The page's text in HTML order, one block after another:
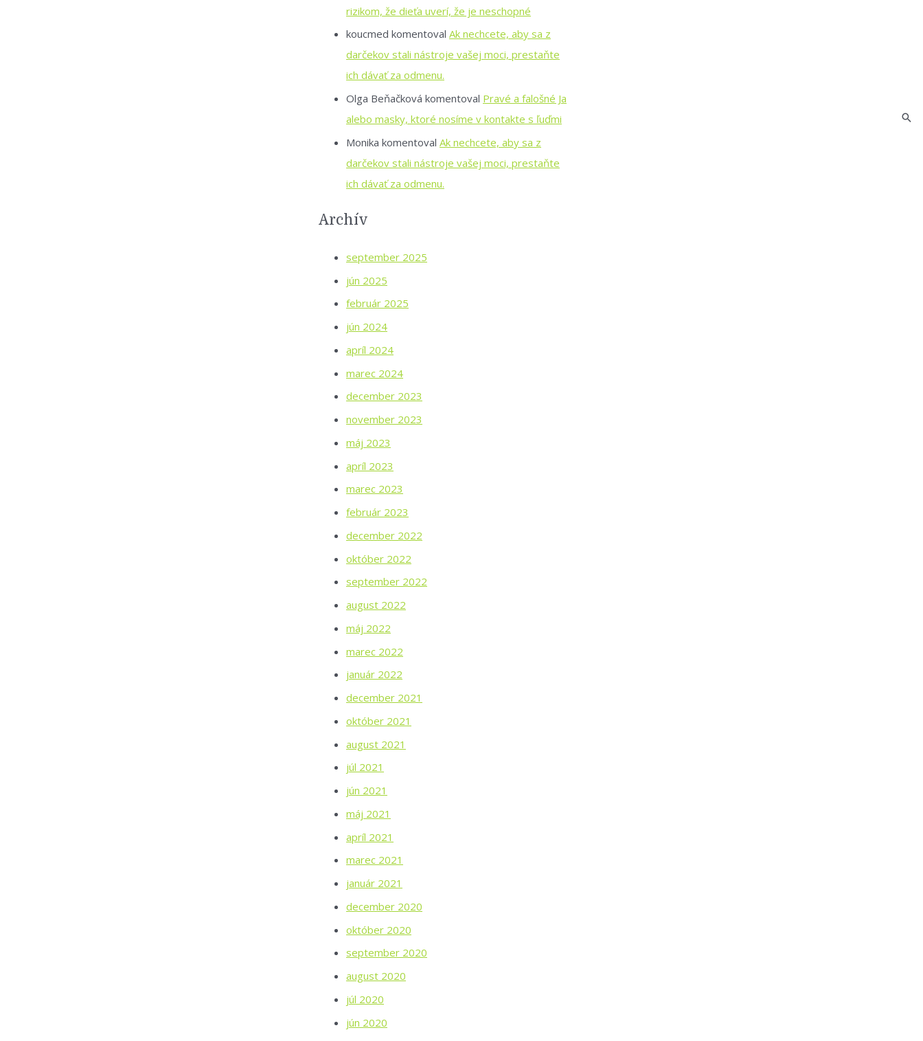
rizikom, že dieťa uverí, že je neschopné
koucmed komentoval Ak nechcete, aby sa z
darčekov stali nástroje vašej moci, prestaňte
ich dávať za odmenu.
Olga Beňačková komentoval Pravé a falošné Ja
alebo masky, ktoré nosíme v kontakte s ľuďmi
Monika komentoval Ak nechcete, aby sa z
darčekov stali nástroje vašej moci, prestaňte
ich dávať za odmenu.
Archív
september 2025
jún 2025
február 2025
jún 2024
apríl 2024
marec 2024
december 2023
november 2023
máj 2023
apríl 2023
marec 2023
február 2023
december 2022
október 2022
september 2022
august 2022
máj 2022
marec 2022
január 2022
december 2021
október 2021
august 2021
júl 2021
jún 2021
máj 2021
apríl 2021
marec 2021
január 2021
december 2020
október 2020
september 2020
august 2020
júl 2020
jún 2020